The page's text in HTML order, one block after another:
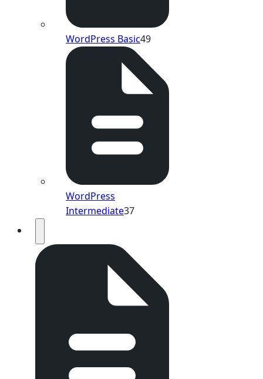
WordPress Basic49
WordPress
Intermediate37